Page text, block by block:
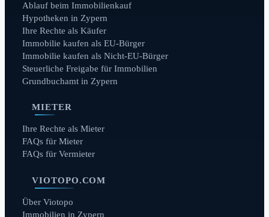
Ablauf beim Immobilienkauf
Hypotheken in Zypern
Ihre Rechte als Käufer
Immobilie kaufen als EU-Bürger
Immobilie kaufen als Nicht-EU-Bürger
Steuerliche Freigabe für Immobilien
Grundbuchamt in Zypern
MIETER
Ihre Rechte als Mieter
FAQs für Mieter
FAQs für Vermieter
VIOTOPO.COM
Über Viotopo
Immobilien in Zypern